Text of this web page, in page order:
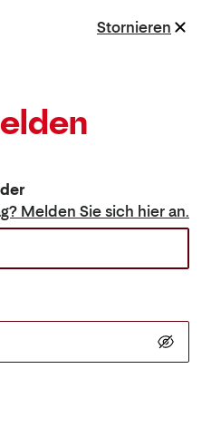
Firmenvertrag? Melden Sie sich hier an.
Stornieren